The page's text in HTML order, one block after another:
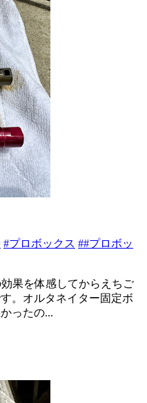
#プロボックス ##プロボッ
果を体感してからえちご
。オルタネイター固定ボ
ったの...